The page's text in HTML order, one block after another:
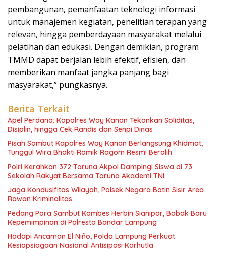
pembangunan, pemanfaatan teknologi informasi
untuk manajemen kegiatan, penelitian terapan yang
relevan, hingga pemberdayaan masyarakat melalui
pelatihan dan edukasi. Dengan demikian, program
TMMD dapat berjalan lebih efektif, efisien, dan
memberikan manfaat jangka panjang bagi
masyarakat,” pungkasnya.
Berita Terkait
Apel Perdana: Kapolres Way Kanan Tekankan Soliditas,
Disiplin, hingga Cek Randis dan Senpi Dinas
Pisah Sambut Kapolres Way Kanan Berlangsung Khidmat,
Tunggul Wira Bhakti Ramik Ragom Resmi Beralih
Polri Kerahkan 372 Taruna Akpol Dampingi Siswa di 73
Sekolah Rakyat Bersama Taruna Akademi TNI
Jaga Kondusifitas Wilayah, Polsek Negara Batin Sisir Area
Rawan Kriminalitas
Pedang Pora Sambut Kombes Herbin Sianipar, Babak Baru
Kepemimpinan di Polresta Bandar Lampung
Hadapi Ancaman El Niño, Polda Lampung Perkuat
Kesiapsiagaan Nasional Antisipasi Karhutla